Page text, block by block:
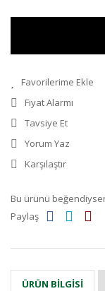
Fiyat Alarmı
Tavsiye Et
Yorum Yaz
Karşılaştır
Bu ürünü
Paylaş
ÜRÜN BILGISI